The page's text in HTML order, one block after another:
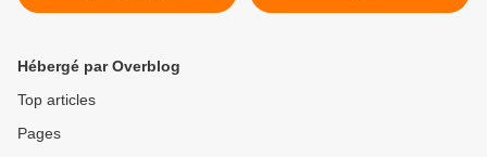
Hébergé par Overblog
Top articles
Pages